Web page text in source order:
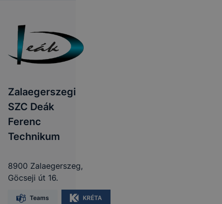
Zalaegerszegi
SZC Deák
Ferenc
Technikum
8900 Zalaegerszeg,
Göcseji út 16.
Teams KRÉTA